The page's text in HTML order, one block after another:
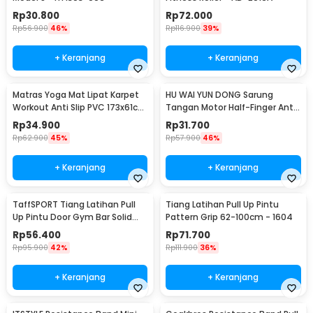
Rp30.800
Rp56.900 46%
+ Keranjang
Rp72.000
Rp116.900 39%
+ Keranjang
Matras Yoga Mat Lipat Karpet
Workout Anti Slip PVC 173x61cm
- Q4
Rp34.900
Rp62.900 45%
+ Keranjang
HU WAI YUN DONG Sarung
Tangan Motor Half-Finger Anti
Slip Riding Glove L - HWYD
Rp31.700
Rp57.900 46%
+ Keranjang
TaffSPORT Tiang Latihan Pull
Up Pintu Door Gym Bar Solid
Grip 62-100cm - HW139501
Rp56.400
Rp95.900 42%
+ Keranjang
Tiang Latihan Pull Up Pintu
Pattern Grip 62-100cm - 1604
Rp71.700
Rp111.900 36%
+ Keranjang